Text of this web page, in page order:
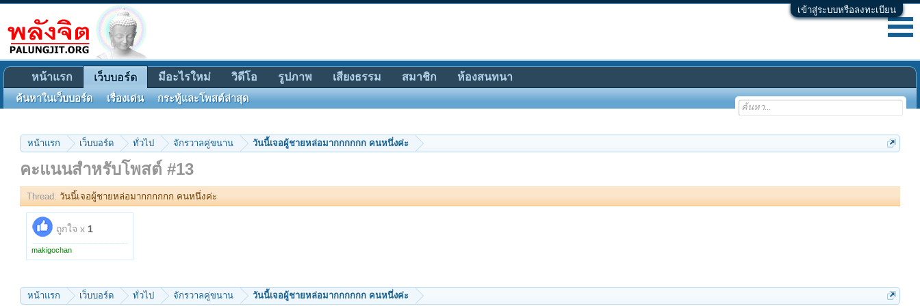
เข้าสู่ระบบหรือลงทะเบียน
หน้าแรก เว็บบอร์ด ทั่วไป จักรวาลคู่ขนาน วันนี้เจอผู้ชายหล่อมากกกกกก คนหนึ่งค่ะ
คะแนนสำหรับโพสต์ #13
Thread: วันนี้เจอผู้ชายหล่อมากกกกกก คนหนึ่งค่ะ
ถูกใจ x 1
makigochan
หน้าแรก เว็บบอร์ด ทั่วไป จักรวาลคู่ขนาน วันนี้เจอผู้ชายหล่อมากกกกกก คนหนึ่งค่ะ
หน้าแรก เว็บบอร์ด
ค้นหาในเว็บบอร์ด เรื่องเด่น กระทู้และโพสต์ล่าสุด
มีอะไรใหม่ วิดีโอ รูปภาพ เสียงธรรม สมาชิก ห้องสนทนา